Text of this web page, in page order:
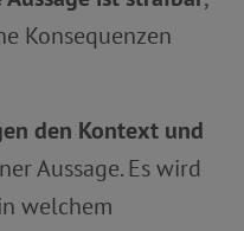
Konsequenzen
den Kontext und
Aussage. Es wird
welchem